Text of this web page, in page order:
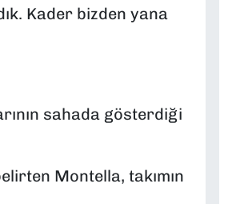
Kader bizden yana
sahada gösterdiği
Montella, takımın